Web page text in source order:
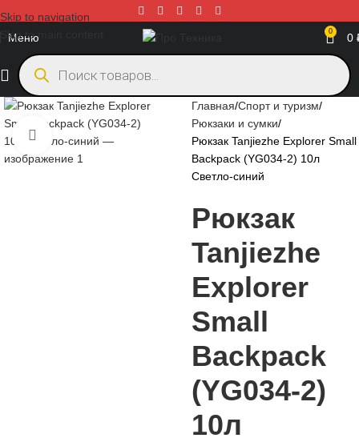
Skip to navigation
Skip to main content
Меню 0 0
Нажмите, чтобы увеличить
Главная Спорт и туризм
Рюкзаки и сумки
Рюкзак Tanjiezhe Explorer Small
Backpack (YG034-2) 10л
Светло-синий
Рюкзак
Tanjiezhe
Explorer
Small
Backpack
(YG034-2)
10л